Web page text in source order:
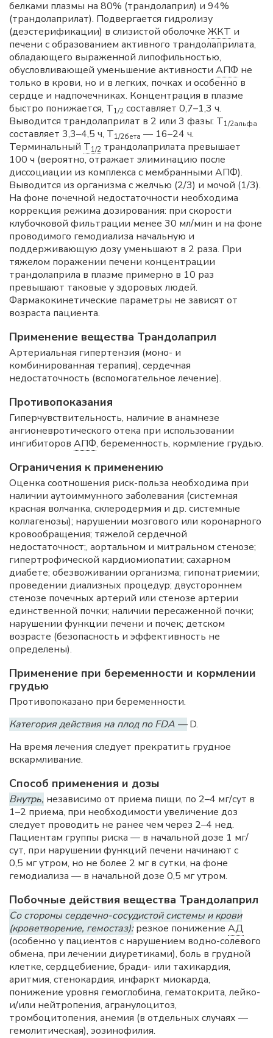
белками плазмы на 80% (трандолаприл) и 94%
(трандолаприлат). Подвергается гидролизу
(деэстерификации) в слизистой оболочке ЖКТ и
печени с образованием активного трандолаприлата,
обладающего выраженной липофильностью,
обусловливающей уменьшение активности АПФ не
только в крови, но и в легких, почках и особенно в
сердце и надпочечниках. Концентрация в плазме
быстро понижается, Т1/2 составляет 0,7–1,3 ч.
Выводится трандолаприлат в 2 или 3 фазы: T1/2альфа
составляет 3,3–4,5 ч, T1/2бета — 16–24 ч.
Терминальный T1/2 трандолаприлата превышает
100 ч (вероятно, отражает элиминацию после
диссоциации из комплекса с мембранными АПФ).
Выводится из организма с желчью (2/3) и мочой (1/3).
На фоне почечной недостаточности необходима
коррекция режима дозирования: при скорости
клубочковой фильтрации менее 30 мл/мин и на фоне
проводимого гемодиализа начальную и
поддерживающую дозу уменьшают в 2 раза. При
тяжелом поражении печени концентрации
трандолаприла в плазме примерно в 10 раз
превышают таковые у здоровых людей.
Фармакокинетические параметры не зависят от
возраста пациента.
Применение вещества Трандолаприл
Артериальная гипертензия (моно- и
комбинированная терапия), сердечная
недостаточность (вспомогательное лечение).
Противопоказания
Гиперчувствительность, наличие в анамнезе
ангионевротического отека при использовании
ингибиторов АПФ, беременность, кормление грудью.
Ограничения к применению
Оценка соотношения риск-польза необходима при
наличии аутоиммунного заболевания (системная
красная волчанка, склеродермия и др. системные
коллагенозы); нарушении мозгового или коронарного
кровообращения; тяжелой сердечной
недостаточност;, аортальном и митральном стенозе;
гипертрофической кардиомиопатии; сахарном
диабете; обезвоживании организма; гипонатриемии;
проведении диализных процедур; двустороннем
стенозе почечных артерий или стенозе артерии
единственной почки; наличии пересаженной почки;
нарушении функции печени и почек; детском
возрасте (безопасность и эффективность не
определены).
Применение при беременности и кормлении
грудью
Противопоказано при беременности.
Категория действия на плод по FDA —D.
На время лечения следует прекратить грудное
вскармливание.
Способ применения и дозы
Внутрь, независимо от приема пищи, по 2–4 мг/сут в
1–2 приема, при необходимости увеличение доз
следует проводить не ранее чем через 2–4 нед.
Пациентам группы риска — в начальной дозе 1 мг/
сут, при нарушении функций печени начинают с
0,5 мг утром, но не более 2 мг в сутки, на фоне
гемодиализа — в начальной дозе 0,5 мг утром.
Побочные действия вещества Трандолаприл
Со стороны сердечно-сосудистой системы и крови
(кроветворение, гемостаз):резкое понижение АД
(особенно у пациентов с нарушением водно-солевого
обмена, при лечении диуретиками), боль в грудной
клетке, сердцебиение, бради- или тахикардия,
аритмия, стенокардия, инфаркт миокарда,
понижение уровня гемоглобина, гематокрита, лейко-
и/или нейтропения, агранулоцитоз,
тромбоцитопения, анемия (в отдельных случаях —
гемолитическая), эозинофилия.